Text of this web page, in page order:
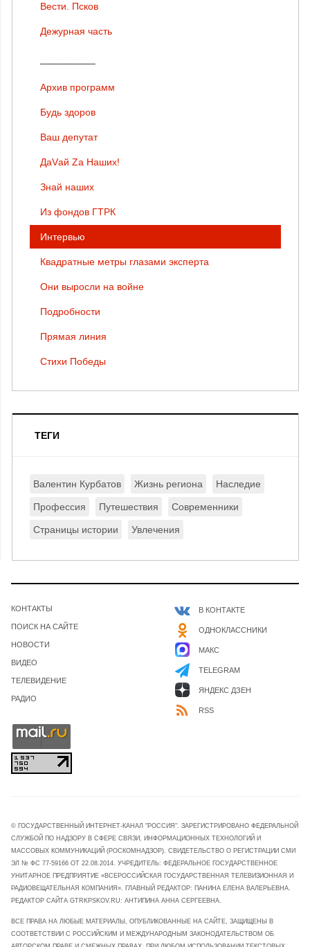
Вести. Псков
Дежурная часть
Архив программ
Будь здоров
Ваш депутат
ДаVай Zа Наших!
Знай наших
Из фондов ГТРК
Интервью
Квадратные метры глазами эксперта
Они выросли на войне
Подробности
Прямая линия
Стихи Победы
ТЕГИ
Валентин Курбатов Жизнь региона Наследие
Профессия Путешествия Современники
Страницы истории Увлечения
КОНТАКТЫ
ПОИСК НА САЙТЕ
НОВОСТИ
ВИДЕО
ТЕЛЕВИДЕНИЕ
РАДИО
В КОНТАКТЕ
ОДНОКЛАССНИКИ
МАКС
TELEGRAM
ЯНДЕКС ДЗЕН
RSS
© ГОСУДАРСТВЕННЫЙ ИНТЕРНЕТ-КАНАЛ "РОССИЯ". ЗАРЕГИСТРИРОВАНО ФЕДЕРАЛЬНОЙ
СЛУЖБОЙ ПО НАДЗОРУ В СФЕРЕ СВЯЗИ, ИНФОРМАЦИОННЫХ ТЕХНОЛОГИЙ И
МАССОВЫХ КОММУНИКАЦИЙ (РОСКОМНАДЗОР). СВИДЕТЕЛЬСТВО О РЕГИСТРАЦИИ СМИ
ЭЛ № ФС 77-59166 ОТ 22.08.2014. УЧРЕДИТЕЛЬ: ФЕДЕРАЛЬНОЕ ГОСУДАРСТВЕННОЕ
УНИТАРНОЕ ПРЕДПРИЯТИЕ «ВСЕРОССИЙСКАЯ ГОСУДАРСТВЕННАЯ ТЕЛЕВИЗИОННАЯ И
РАДИОВЕЩАТЕЛЬНАЯ КОМПАНИЯ». ГЛАВНЫЙ РЕДАКТОР: ПАНИНА ЕЛЕНА ВАЛЕРЬЕВНА.
РЕДАКТОР САЙТА GTRKPSKOV.RU: АНТИПИНА АННА СЕРГЕЕВНА.
ВСЕ ПРАВА НА ЛЮБЫЕ МАТЕРИАЛЫ, ОПУБЛИКОВАННЫЕ НА САЙТЕ, ЗАЩИЩЕНЫ В
СООТВЕТСТВИИ С РОССИЙСКИМ И МЕЖДУНАРОДНЫМ ЗАКОНОДАТЕЛЬСТВОМ ОБ